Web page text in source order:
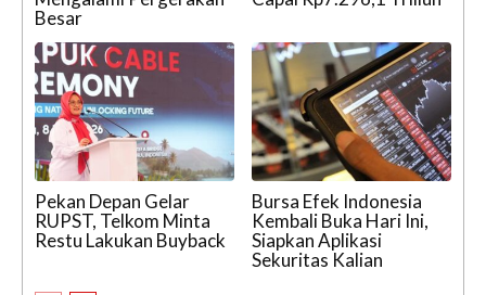
Besar
Pekan Depan Gelar
RUPST, Telkom Minta
Restu Lakukan Buyback
Bursa Efek Indonesia
Kembali Buka Hari Ini,
Siapkan Aplikasi
Sekuritas Kalian